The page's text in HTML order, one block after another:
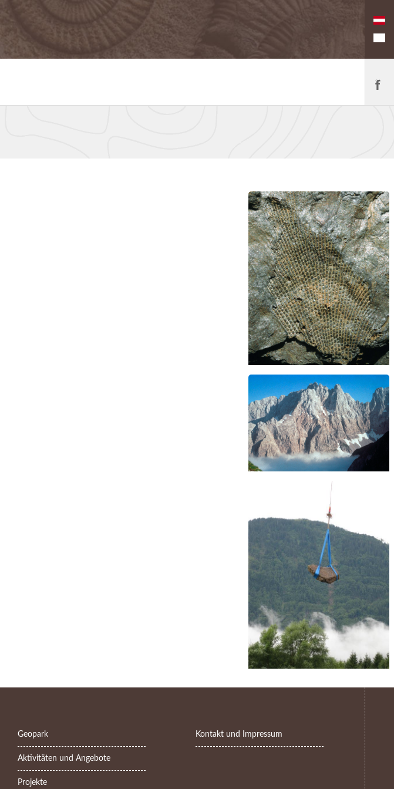
Geopark
Aktivitäten und Angebote
Projekte
Kontakt und Impressum